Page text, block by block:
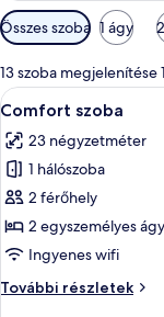
Szobákhoz
rendelkezésre
álló
szűrők
Összes szoba 1 ágy
13 szoba megjelenítése
A
következő
szoba
összes
képének
megtekintése:
Comfort
10
Comfort szoba
23 négyzetméter
1 hálószoba
2 férőhely
2 egyszemélyes
Ingyenes wifi
További részletek
Comfort